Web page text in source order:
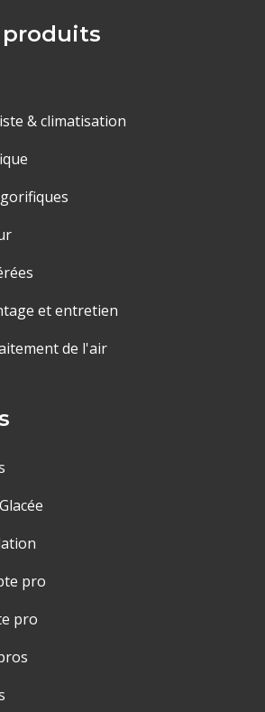
produits
& climatisation
et entretien
de l'air
pro
pro